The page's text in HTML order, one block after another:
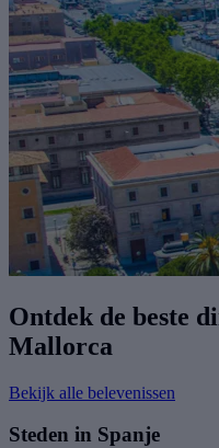
Ontdek de beste
Mallorca
Bekijk alle belevenissen
Steden in Spanje